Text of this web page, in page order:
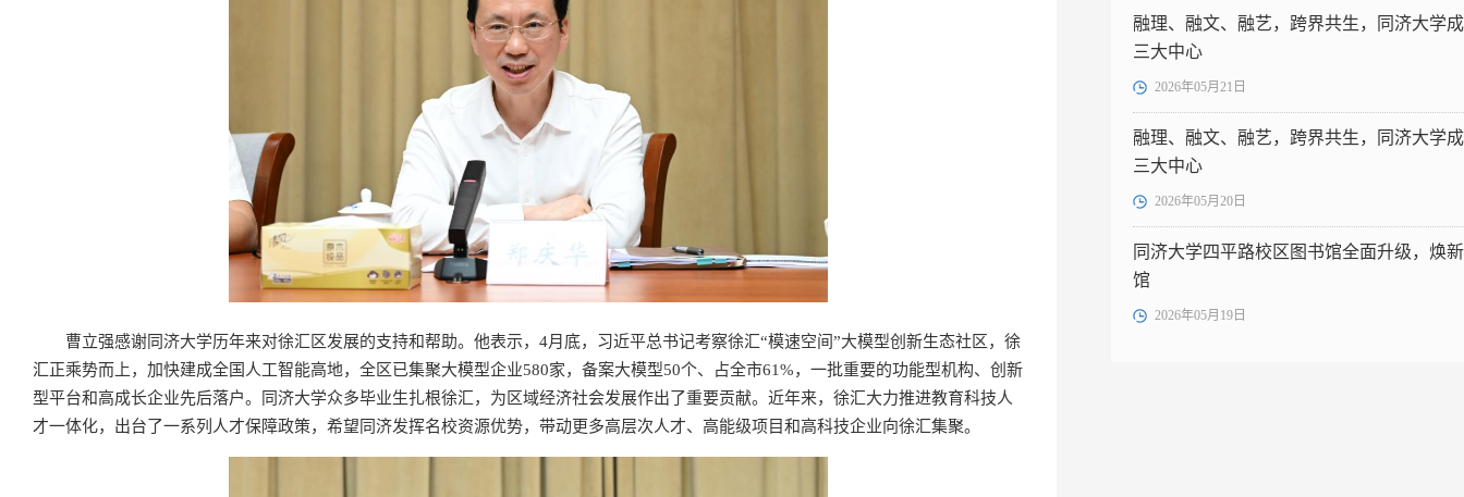
曹立强感谢同济大学历年来对徐汇区发展的支持和帮助。他表示，4月底，习近平总书记考察徐汇“模速空间”大模型创新生态社区，徐
汇正乘势而上，加快建成全国人工智能高地，全区已集聚大模型企业580家，备案大模型50个、占全市61%，一批重要的功能型机构、创新
型平台和高成长企业先后落户。同济大学众多毕业生扎根徐汇，为区域经济社会发展作出了重要贡献。近年来，徐汇大力推进教育科技人
才一体化，出台了一系列人才保障政策，希望同济发挥名校资源优势，带动更多高层次人才、高能级项目和高科技企业向徐汇集聚。
融理、融文、融艺，跨界共生，同济大学
三大中心
2026年05月21日
融理、融文、融艺，跨界共生，同济大学
三大中心
2026年05月20日
同济大学四平路校区图书馆全面升级，焕
馆
2026年05月19日